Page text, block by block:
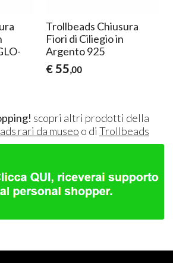
Trollbeads Chiusura
Fiori di Ciliegio in
Argento 925
€ 55,00
scopri altri prodotti della
rari da museo o di Trollbeads